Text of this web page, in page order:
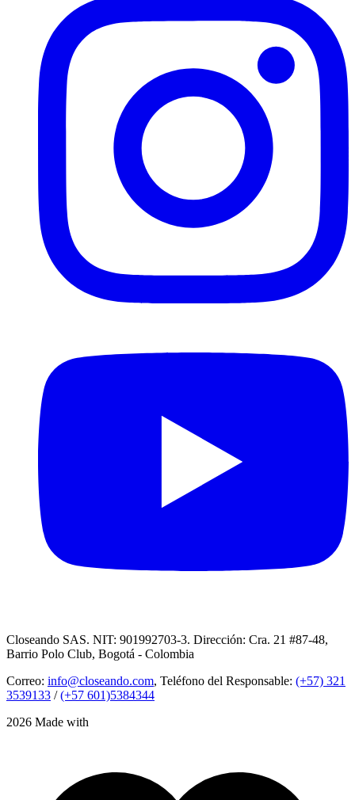
Closeando SAS. NIT: 901992703-3. Dirección: Cra. 21 #87-48,
Barrio Polo Club, Bogotá - Colombia
Correo: info@closeando.com, Teléfono del Responsable: (+57) 321
3539133 /(+57 601)5384344
2026 Made with